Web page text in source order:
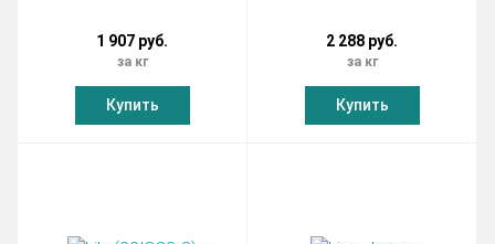
1 907 руб.
за кг
Купить
2 288 руб.
за кг
Купить